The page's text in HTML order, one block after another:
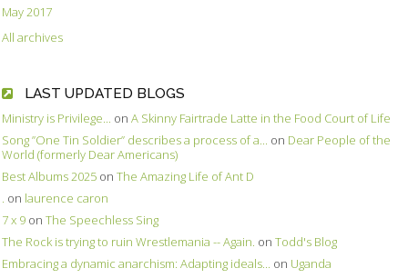
May 2017
All archives
LAST UPDATED BLOGS
Ministry is Privilege... on A Skinny Fairtrade Latte in the Food Court of Life
Song ”One Tin Soldier” describes a process of a... on Dear People of the
World (formerly Dear Americans)
Best Albums 2025 on The Amazing Life of Ant D
. on laurence caron
7 x 9 on The Speechless Sing
The Rock is trying to ruin Wrestlemania -- Again. on Todd's Blog
Embracing a dynamic anarchism: Adapting ideals... on Uganda